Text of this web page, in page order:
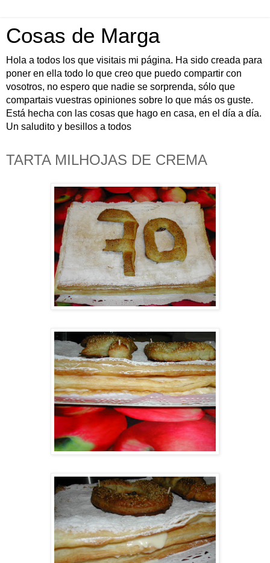
Cosas de Marga
Hola a todos los que visitais mi página. Ha sido creada para
poner en ella todo lo que creo que puedo compartir con
vosotros, no espero que nadie se sorprenda, sólo que
compartais vuestras opiniones sobre lo que más os guste.
Está hecha con las cosas que hago en casa, en el día a día.
Un saludito y besillos a todos
TARTA MILHOJAS DE CREMA